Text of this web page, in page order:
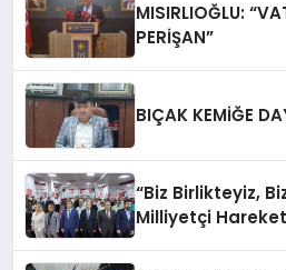
MISIRLIOĞLU:
PERİŞAN”
BIÇAK KEMİĞE
“Biz Birlikteyiz,
Milliyetçi